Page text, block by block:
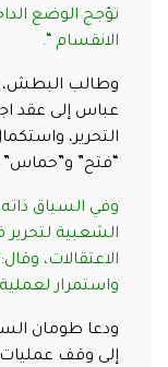
تؤجج الوضع
الانقسام “.
وطالب البطش،
عباس إلى عقد
التحرير،
“فتح” و”حماس”
وفي السياق
الشعبية
الاعتقالات،
واستمرار
ودعا طومان
إلى وقف عمليات